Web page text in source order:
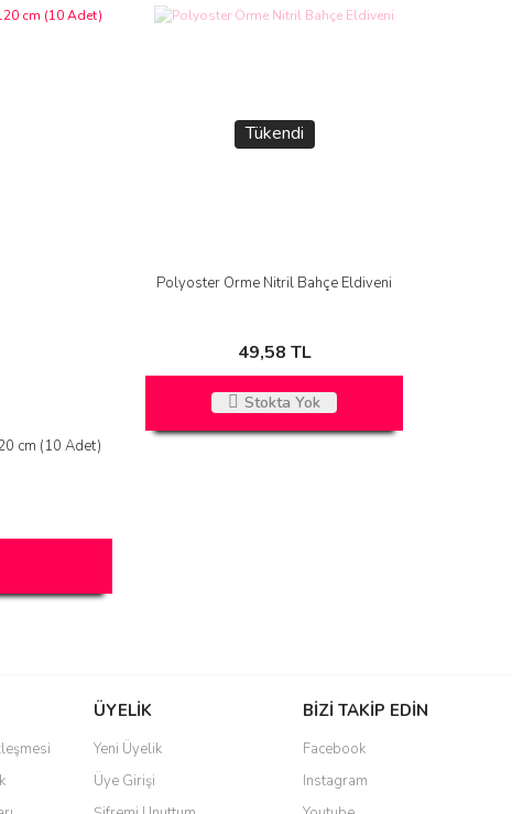
cm (10 Adet)
Tükendi
Polyoster Örme Nitril Bahçe Eldiveni
49,58 TL
Stokta Yok
ÜYELİK
Yeni Üyelik
Üye Girişi
BİZİ TAKİP EDİN
Facebook
Instagram